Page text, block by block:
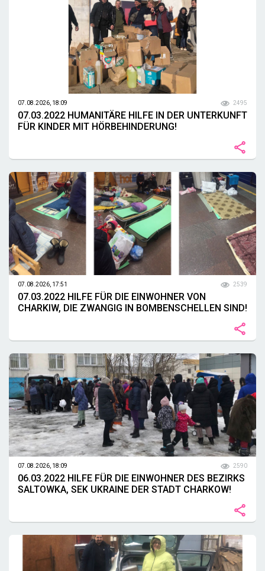
07.08.2026, 18:09 2495
07.03.2022 HUMANITÄRE HILFE IN DER UNTERKUNFT
FÜR KINDER MIT HÖRBEHINDERUNG!
07.08.2026, 17:51 2539
07.03.2022 HILFE FÜR DIE EINWOHNER VON
CHARKIW, DIE ZWANGIG IN BOMBENSCHELLEN SIND!
07.08.2026, 18:09 2590
06.03.2022 HILFE FÜR DIE EINWOHNER DES BEZIRKS
SALTOWKA, SEK UKRAINE DER STADT CHARKOW!